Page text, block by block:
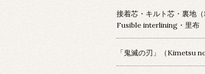
接着芯・キルト芯・裏地
Fusible interlining・里布
「鬼滅の刃」（Kimetsu